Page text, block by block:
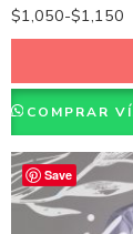
$1,050-$1,150
Kaki
Natural
Rosado
Verde Cemento
Negro
Naranja
COMPRAR
Save